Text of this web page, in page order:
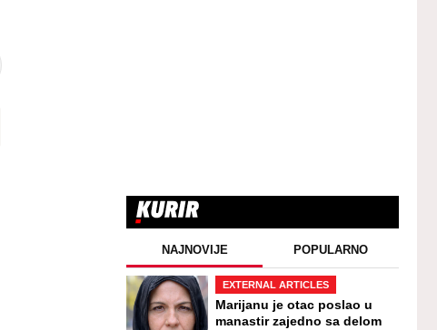
NAJNOVIJE POPULARNO
EXTERNAL ARTICLES
Marijanu je otac poslao u
manastir zajedno sa delom